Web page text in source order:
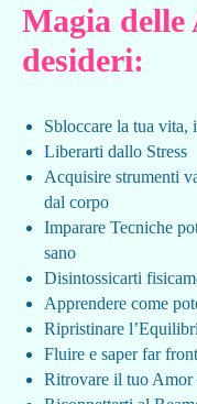
Magia delle
desideri:
Sbloccare la tua vita,
Liberarti dallo Stress
Acquisire strumenti
dal corpo
Imparare Tecniche
sano
Disintossicarti
Apprendere come
Ripristinare
Fluire e saper far
Ritrovare il tuo Amor